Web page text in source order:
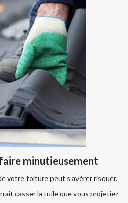
minutieusement
votre toiture peut s’avérer risquer.
casser la tuile que vous projetiez